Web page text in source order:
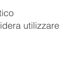
utilizzare